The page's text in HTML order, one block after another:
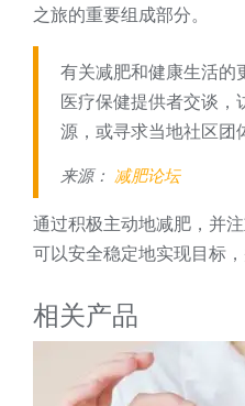
之旅的重要组成部分。
有关减肥和健康生活的
医疗保健提供者交谈，
源，或寻求当地社区团
来源： 减肥论坛
通过积极主动地减肥，并
可以安全稳定地实现目标，
相关产品